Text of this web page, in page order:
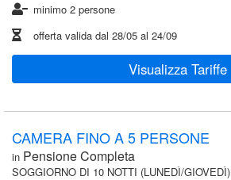
minimo 2 persone
offerta valida dal 28/05 al 24/09
Visualizza Tariffe
CAMERA FINO A 5 PERSONE
in Pensione Completa
SOGGIORNO DI 10 NOTTI (LUNEDÌ/GIOVEDÌ)